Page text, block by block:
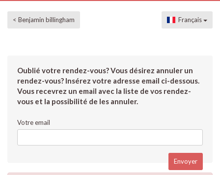
< Benjamin billingham Français
Oublié votre rendez-vous? Vous désirez annuler un
rendez-vous? Insérez votre adresse email ci-dessous.
Vous recevrez un email avec la liste de vos rendez-
vous et la possibilité de les annuler.
Votre email